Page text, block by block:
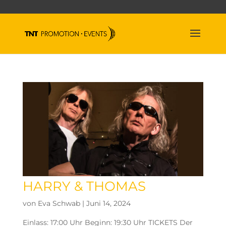
HARRY & THOMAS
von Eva Schwab| Juni 14, 2024
Einlass: 17:00 Uhr Beginn: 19:30 Uhr TICKETS Der